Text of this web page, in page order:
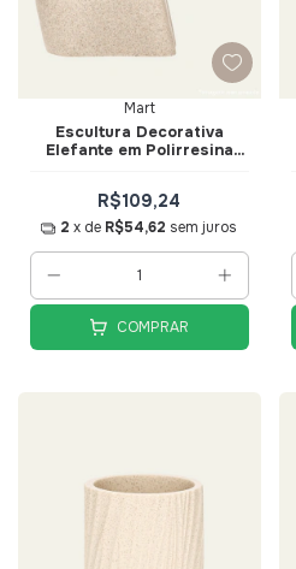
Mart
Escultura Decorativa
Elefante em Polirresina
R$109,24
2 x de R$54,62 sem juros
COMPRAR